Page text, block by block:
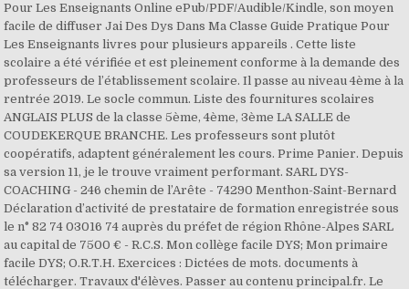
Pour Les Enseignants Online ePub/PDF/Audible/Kindle, son moyen
facile de diffuser Jai Des Dys Dans Ma Classe Guide Pratique Pour
Les Enseignants livres pour plusieurs appareils . Cette liste
scolaire a été vérifiée et est pleinement conforme à la demande des
professeurs de l’établissement scolaire. Il passe au niveau 4ème à la
rentrée 2019. Le socle commun. Liste des fournitures scolaires
ANGLAIS PLUS de la classe 5ème, 4ème, 3ème LA SALLE de
COUDEKERQUE BRANCHE. Les professeurs sont plutôt
coopératifs, adaptent généralement les cours. Prime Panier. Depuis
sa version 11, je le trouve vraiment performant. SARL DYS-
COACHING - 246 chemin de l’Arête - 74290 Menthon-Saint-Bernard
Déclaration d’activité de prestataire de formation enregistrée sous
le n° 82 74 03016 74 auprès du préfet de région Rhône-Alpes SARL
au capital de 7500 € - R.C.S. Mon collège facile DYS; Mon primaire
facile DYS; O.R.T.H. Exercices : Dictées de mots. documents à
télécharger. Travaux d'élèves. Passer au contenu principal.fr. Le